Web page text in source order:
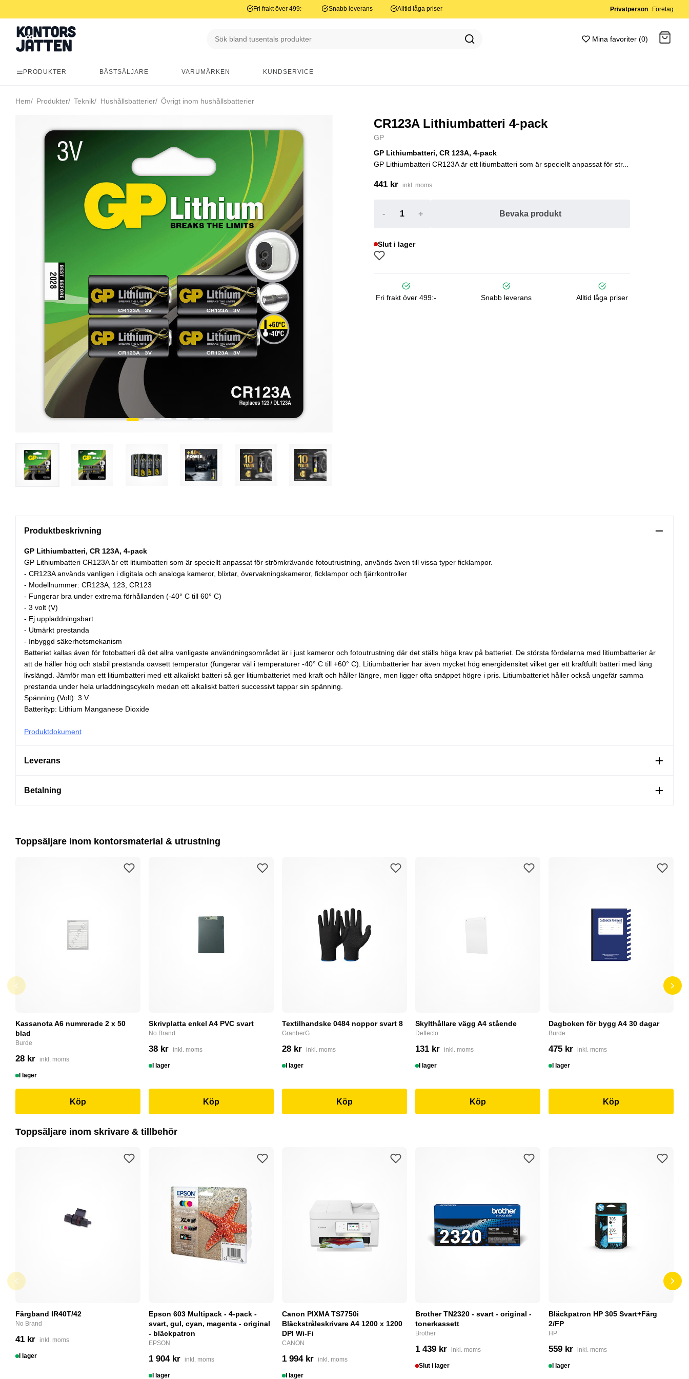
Fri frakt över 499:- Snabb leverans Alltid låga priser Privatperson Företag
Mina favoriter (0)
PRODUKTER BÄSTSÄLJARE VARUMÄRKEN KUNDSERVICE
Hem Produkter Teknik Hushållsbatterier Övrigt inom hushållsbatterier
CR123A Lithiumbatteri 4-pack
GP
GP Lithiumbatteri, CR 123A, 4-pack
GP Lithiumbatteri CR123A är ett litiumbatteri som är speciellt anpassat för str...
441 kr inkl. moms
- + Bevaka produkt
Slut i lager
Fri frakt över 499:- Snabb leverans Alltid låga priser
Produktbeskrivning
GP Lithiumbatteri, CR 123A, 4-pack
GP Lithiumbatteri CR123A är ett litiumbatteri som är speciellt anpassat för strömkrävande fotoutrustning, används även till vissa typer ficklampor.
- CR123A används vanligen i digitala och analoga kameror, blixtar, övervakningskameror, ficklampor och fjärrkontroller
- Modellnummer: CR123A, 123, CR123
- Fungerar bra under extrema förhållanden (-40° C till 60° C)
- 3 volt (V)
- Ej uppladdningsbart
- Utmärkt prestanda
- Inbyggd säkerhetsmekanism
Batteriet kallas även för fotobatteri då det allra vanligaste användningsområdet är i just kameror och fotoutrustning där det ställs höga krav på batteriet. De största fördelarna med litiumbatterier är
att de håller hög och stabil prestanda oavsett temperatur (fungerar väl i temperaturer -40° C till +60° C). Litiumbatterier har även mycket hög energidensitet vilket ger ett kraftfullt batteri med lång
livslängd. Jämför man ett litiumbatteri med ett alkaliskt batteri så ger litiumbatteriet med kraft och håller längre, men ligger ofta snäppet högre i pris. Litiumbatteriet håller också ungefär samma
prestanda under hela urladdningscykeln medan ett alkaliskt batteri successivt tappar sin spänning.
Spänning (Volt): 3 V
Batterityp: Lithium Manganese Dioxide
Produktdokument
Leverans
Betalning
Toppsäljare inom kontorsmaterial & utrustning
Kassanota A6 numrerade 2 x 50
blad
Burde
28 kr inkl. moms
I lager
Köp
Skrivplatta enkel A4 PVC svart
No Brand
38 kr inkl. moms
I lager
Köp
Textilhandske 0484 noppor svart 8
GranberG
28 kr inkl. moms
I lager
Köp
Skylthållare vägg A4 stående
Deflecto
131 kr inkl. moms
I lager
Köp
Dagboken för bygg A4 30 dagar
Burde
475 kr inkl. moms
I lager
Köp
Toppsäljare inom skrivare & tillbehör
Färgband IR40T/42
No Brand
41 kr inkl. moms
I lager
Epson 603 Multipack - 4-pack -
svart, gul, cyan, magenta - original
- bläckpatron
EPSON
1 904 kr inkl. moms
I lager
Canon PIXMA TS7750i
Bläckstråleskrivare A4 1200 x 1200
DPI Wi-Fi
CANON
1 994 kr inkl. moms
I lager
Brother TN2320 - svart - original -
tonerkassett
Brother
1 439 kr inkl. moms
Slut i lager
Bläckpatron HP 305 Svart+Färg
2/FP
HP
559 kr inkl. moms
I lager